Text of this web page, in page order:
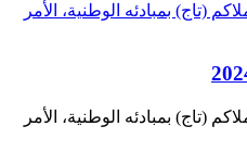
(تاج) بمبادئه الوطنية، الأمر
(تاج) بمبادئه الوطنية، الأمر